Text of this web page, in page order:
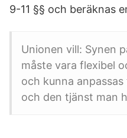
9-11 §§ och beräknas
Unionen vill: Synen
måste vara flexibel
och kunna
och den tjänst man